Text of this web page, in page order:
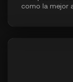
como la mejor